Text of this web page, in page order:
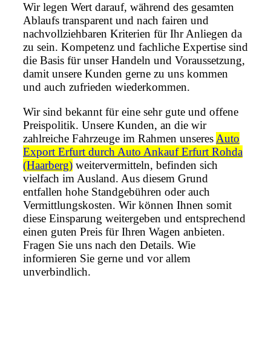
Wir legen Wert darauf, während des gesamten
Ablaufs transparent und nach fairen und
nachvollziehbaren Kriterien für Ihr Anliegen da
zu sein. Kompetenz und fachliche Expertise sind
die Basis für unser Handeln und Voraussetzung,
damit unsere Kunden gerne zu uns kommen
und auch zufrieden wiederkommen.
Wir sind bekannt für eine sehr gute und offene
Preispolitik. Unsere Kunden, an die wir
zahlreiche Fahrzeuge im Rahmen unseres Auto
Export Erfurt durch Auto Ankauf Erfurt Rohda
(Haarberg) weitervermitteln, befinden sich
vielfach im Ausland. Aus diesem Grund
entfallen hohe Standgebühren oder auch
Vermittlungskosten. Wir können Ihnen somit
diese Einsparung weitergeben und entsprechend
einen guten Preis für Ihren Wagen anbieten.
Fragen Sie uns nach den Details. Wie
informieren Sie gerne und vor allem
unverbindlich.